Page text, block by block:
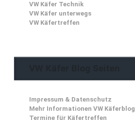
VW Käfer Technik
VW Käfer unterwegs
VW Käfertreffen
Impressum & Datenschutz
Mehr Informationen VW Käferblog
Termine für Käfertreffen